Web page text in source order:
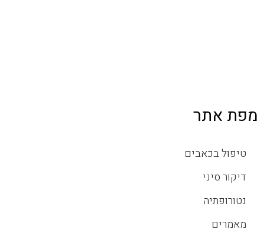
מפת אתר
טיפול בכאבים
דיקור סיני
נטורופתיה
מאמרים